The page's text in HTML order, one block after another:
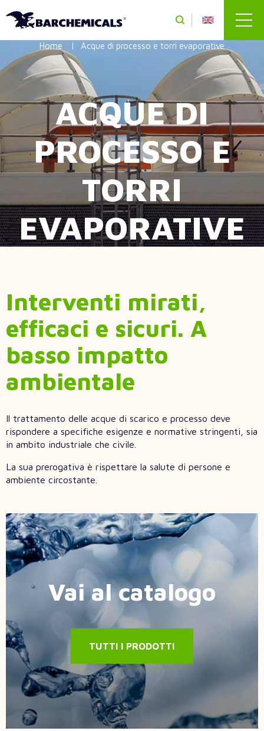
Home Acque di processo e torri evaporative
ACQUE DI
PROCESSO E
TORRI
EVAPORATIVE
Interventi mirati,
efficaci e sicuri. A
basso impatto
ambientale
Il trattamento delle acque di scarico e processo deve
rispondere a specifiche esigenze e normative stringenti, sia
in ambito industriale che civile.
La sua prerogativa è rispettare la salute di persone e
ambiente circostante.
Vai al catalogo
TUTTI I PRODOTTI